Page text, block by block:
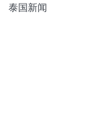
泰国新闻